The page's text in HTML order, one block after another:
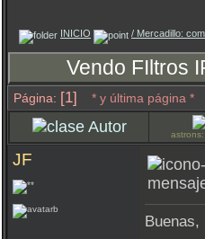
INICIO / Mercadillo:
Vendo FIltros
Página: [1] * y última página *
Autor
JF
Buenas,